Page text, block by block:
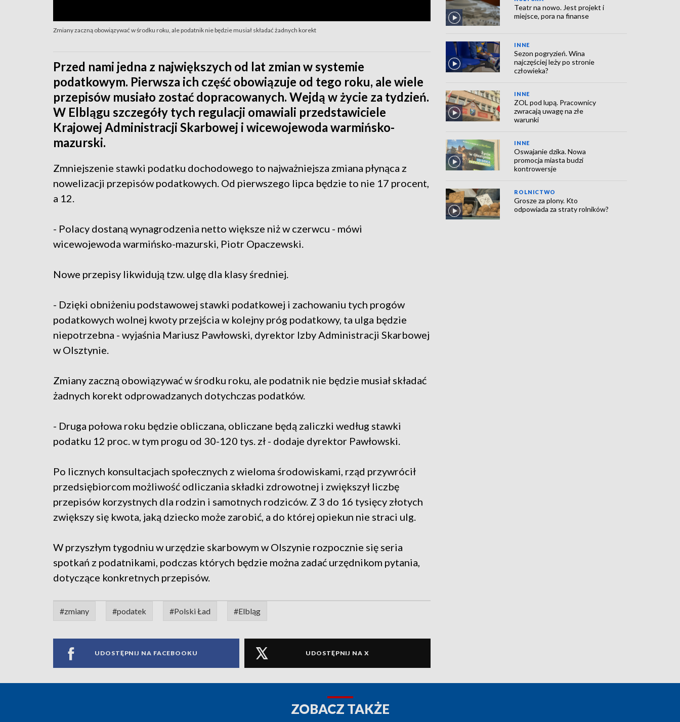
Zmiany zaczną obowiązywać w środku roku, ale podatnik nie będzie musiał składać żadnych korekt
Przed nami jedna z największych od lat zmian w systemie
podatkowym. Pierwsza ich część obowiązuje od tego roku, ale wiele
przepisów musiało zostać dopracowanych. Wejdą w życie za tydzień.
W Elblągu szczegóły tych regulacji omawiali przedstawiciele
Krajowej Administracji Skarbowej i wicewojewoda warmińsko-
mazurski.
Zmniejszenie stawki podatku dochodowego to najważniejsza zmiana płynąca z
nowelizacji przepisów podatkowych. Od pierwszego lipca będzie to nie 17 procent,
a 12.
- Polacy dostaną wynagrodzenia netto większe niż w czerwcu - mówi
wicewojewoda warmińsko-mazurski, Piotr Opaczewski.
Nowe przepisy likwidują tzw. ulgę dla klasy średniej.
- Dzięki obniżeniu podstawowej stawki podatkowej i zachowaniu tych progów
podatkowych wolnej kwoty przejścia w kolejny próg podatkowy, ta ulga będzie
niepotrzebna - wyjaśnia Mariusz Pawłowski, dyrektor Izby Administracji Skarbowej
w Olsztynie.
Zmiany zaczną obowiązywać w środku roku, ale podatnik nie będzie musiał składać
żadnych korekt odprowadzanych dotychczas podatków.
- Druga połowa roku będzie obliczana, obliczane będą zaliczki według stawki
podatku 12 proc. w tym progu od 30-120 tys. zł - dodaje dyrektor Pawłowski.
Po licznych konsultacjach społecznych z wieloma środowiskami, rząd przywrócił
przedsiębiorcom możliwość odliczania składki zdrowotnej i zwiększył liczbę
przepisów korzystnych dla rodzin i samotnych rodziców. Z 3 do 16 tysięcy złotych
zwiększy się kwota, jaką dziecko może zarobić, a do której opiekun nie straci ulg.
W przyszłym tygodniu w urzędzie skarbowym w Olszynie rozpocznie się seria
spotkań z podatnikami, podczas których będzie można zadać urzędnikom pytania,
dotyczące konkretnych przepisów.
#zmiany #podatek #Polski Ład #Elbląg
UDOSTĘPNIJ NA FACEBOOKU UDOSTĘPNIJ NA X
Teatr na nowo. Jest projekt i
miejsce, pora na finanse
INNE
Sezon pogryzień. Wina
najczęściej leży po stronie
człowieka?
INNE
ZOL pod lupą. Pracownicy
zwracają uwagę na złe
warunki
INNE
Oswajanie dzika. Nowa
promocja miasta budzi
kontrowersje
ROLNICTWO
Grosze za plony. Kto
odpowiada za straty rolników?
ZOBACZ TAKŻE